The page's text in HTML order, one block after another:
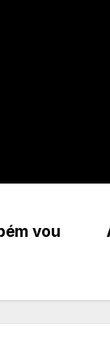
vou